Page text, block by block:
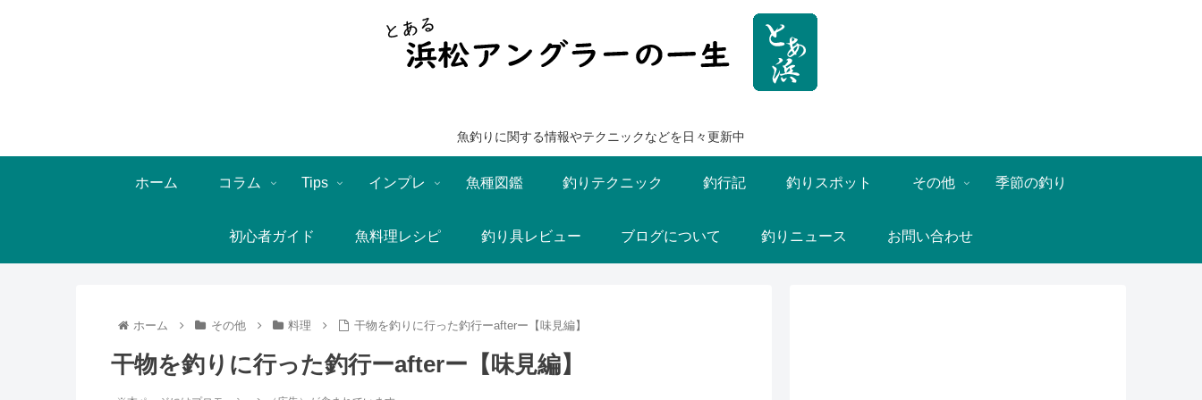
魚釣りに関する情報やテクニックなどを日々更新中
ホーム コラム Tips インプレ 魚種図鑑 釣りテクニック 釣行記 釣りスポット その他 季節の釣り
初心者ガイド 魚料理レシピ 釣り具レビュー ブログについて 釣りニュース お問い合わせ
ホーム その他 料理 干物を釣りに行った釣行ーafterー【味見編】
干物を釣りに行った釣行ーafterー【味見編】